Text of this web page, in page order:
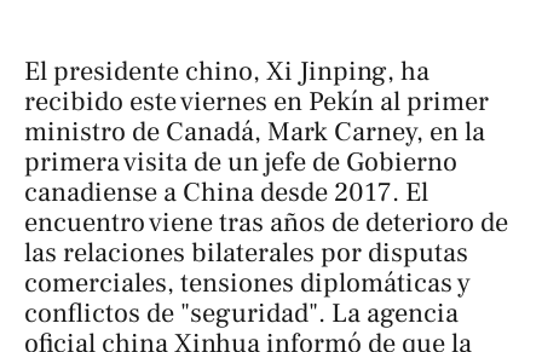
El presidente chino, Xi Jinping, ha
recibido este viernes en Pekín al primer
ministro de Canadá, Mark Carney, en la
primera visita de un jefe de Gobierno
canadiense a China desde 2017. El
encuentro viene tras años de deterioro de
las relaciones bilaterales por disputas
comerciales, tensiones diplomáticas y
conflictos de "seguridad". La agencia
oficial chinaXinhuainformó de que la